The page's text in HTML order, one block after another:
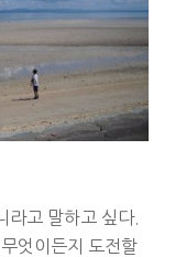
라고 말하고 싶다.
엇이든지 도전할